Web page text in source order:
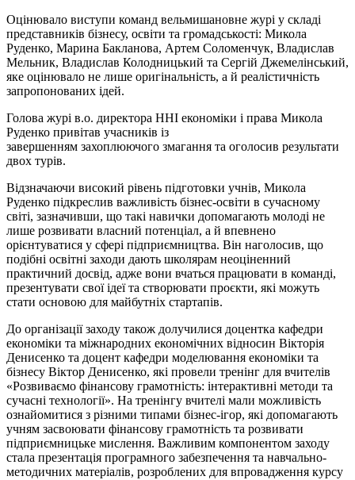
Оцінювало виступи команд вельмишановне журі у складі
представників бізнесу, освіти та громадськості: Микола
Руденко, Марина Бакланова, Артем Соломенчук, Владислав
Мельник, Владислав Колодницький та Сергій Джемелінський,
яке оцінювало не лише оригінальність, а й реалістичність
запропонованих ідей.
Голова журі в.о. директора ННІ економіки і права Микола
Руденко привітав учасників із
завершенням захоплюючого змагання та оголосив результати
двох турів.
Відзначаючи високий рівень підготовки учнів, Микола
Руденко підкреслив важливість бізнес-освіти в сучасному
світі, зазначивши, що такі навички допомагають молоді не
лише розвивати власний потенціал, а й впевнено
орієнтуватися у сфері підприємництва. Він наголосив, що
подібні освітні заходи дають школярам неоціненний
практичний досвід, адже вони вчаться працювати в команді,
презентувати свої ідеї та створювати проєкти, які можуть
стати основою для майбутніх стартапів.
До організації заходу також долучилися доцентка кафедри
економіки та міжнародних економічних відносин Вікторія
Денисенко та доцент кафедри моделювання економіки та
бізнесу Віктор Денисенко, які провели тренінг для вчителів
«Розвиваємо фінансову грамотність: інтерактивні методи та
сучасні технології». На тренінгу вчителі мали можливість
ознайомитися з різними типами бізнес-ігор, які допомагають
учням засвоювати фінансову грамотність та розвивати
підприємницьке мислення. Важливим компонентом заходу
стала презентація програмного забезпечення та навчально-
методичних матеріалів, розроблених для впровадження курсу